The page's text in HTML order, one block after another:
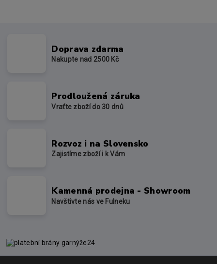
Doprava zdarma
Nakupte nad 2500 Kč
Prodloužená záruka
Vraťte zboží do 30 dnů
Rozvoz i na Slovensko
Zajistíme zboží i k Vám
Kamenná prodejna - Showroom
Navštivte nás ve Fulneku